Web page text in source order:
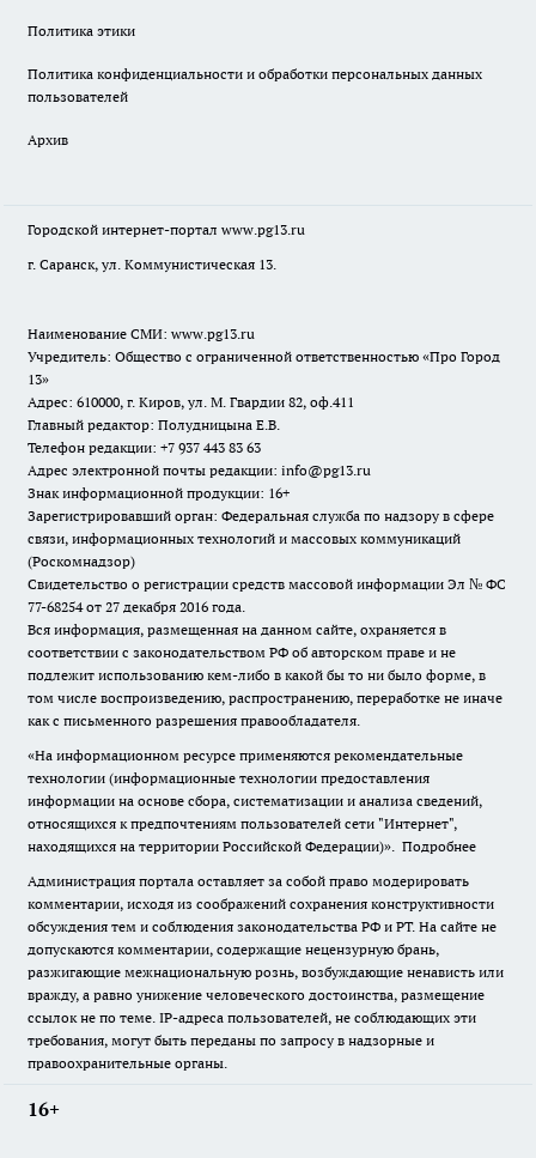
Политика этики
Политика конфиденциальности и обработки персональных данных
пользователей
Архив
Городской интернет-портал www.pg13.ru
г. Саранск, ул. Коммунистическая 13.
Наименование СМИ: www.pg13.ru
Учредитель: Общество с ограниченной ответственностью «Про Город
13»
Адрес: 610000, г. Киров, ул. М. Гвардии 82, оф.411
Главный редактор: Полудницына Е.В.
Телефон редакции: +7 937 443 83 63
Адрес электронной почты редакции: info@pg13.ru
Знак информационной продукции: 16+
Зарегистрировавший орган: Федеральная служба по надзору в сфере
связи, информационных технологий и массовых коммуникаций
(Роскомнадзор)
Свидетельство о регистрации средств массовой информации Эл № ФС
77-68254 от 27 декабря 2016 года.
Вся информация, размещенная на данном сайте, охраняется в
соответствии с законодательством РФ об авторском праве и не
подлежит использованию кем-либо в какой бы то ни было форме, в
том числе воспроизведению, распространению, переработке не иначе
как с письменного разрешения правообладателя.
«На информационном ресурсе применяются рекомендательные
технологии (информационные технологии предоставления
информации на основе сбора, систематизации и анализа сведений,
относящихся к предпочтениям пользователей сети "Интернет",
находящихся на территории Российской Федерации)». Подробнее
Администрация портала оставляет за собой право модерировать
комментарии, исходя из соображений сохранения конструктивности
обсуждения тем и соблюдения законодательства РФ и РТ. На сайте не
допускаются комментарии, содержащие нецензурную брань,
разжигающие межнациональную рознь, возбуждающие ненависть или
вражду, а равно унижение человеческого достоинства, размещение
ссылок не по теме. IP-адреса пользователей, не соблюдающих эти
требования, могут быть переданы по запросу в надзорные и
правоохранительные органы.
16+